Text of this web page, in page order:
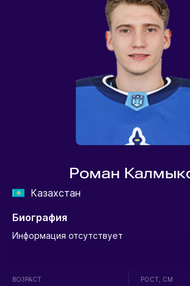
Роман
Казахстан
Биография
Информация отсутствует
ВОЗРАСТ РОСТ, СМ